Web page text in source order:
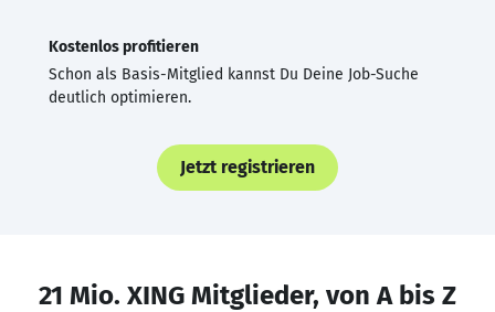
Kostenlos profitieren
Schon als Basis-Mitglied kannst Du Deine Job-Suche
deutlich optimieren.
Jetzt registrieren
21 Mio. XING Mitglieder, von A bis Z